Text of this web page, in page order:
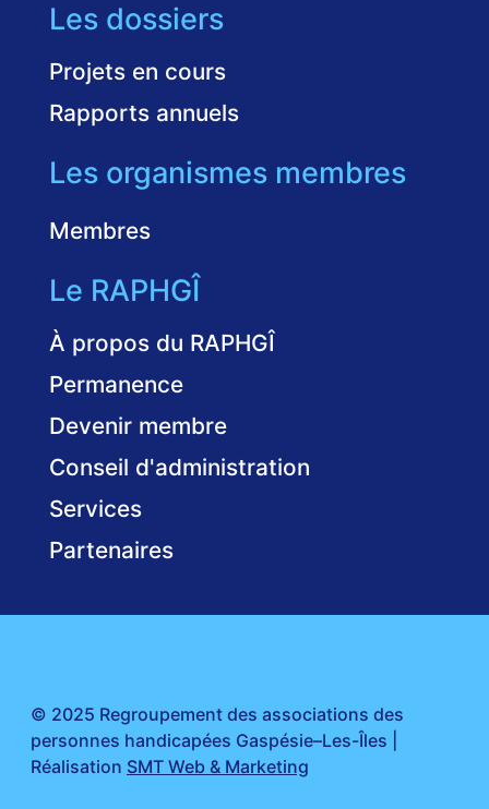
Le RAPHGÎ
À propos du RAPHGÎ
Permanence
Devenir membre
Conseil d'administration
Services
Partenaires
Les dossiers
Projets en cours
Rapports annuels
Les organismes membres
Membres
© 2025 Regroupement des associations des
personnes handicapées Gaspésie–Les-Îles |
Réalisation SMT Web & Marketing